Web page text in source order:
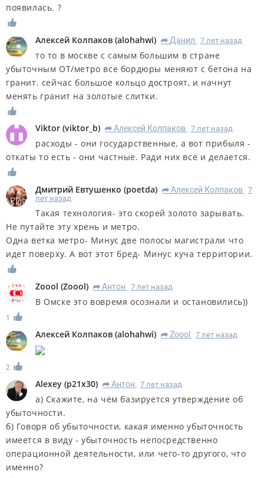
появилась. ?
Алексей Колпаков (alohahwi) R Данил 7 лет назад
то то в москве с самым большим в стране
убыточным ОТ/метро все бордюры меняют с бетона на
гранит. сейчас большое кольцо достроят, и начнут
менять гранит на золотые слитки.
Viktor (viktor_b) R Алексей Колпаков 7 лет назад
расходы - они государственные, а вот прибыля -
откаты то есть - они частные. Ради них все и делается.
Дмитрий Евтушенко (poetda) R Алексей Колпаков
7
лет назад
Такая технология- это скорей золото зарывать.
Не путайте эту хрень и метро.
Одна ветка метро- Минус две полосы магистрали что
идет поверху. А вот этот бред- Минус куча территории.
Zoool (Zoool) R Антон 7 лет назад
В Омске это вовремя осознали и остановились))
1
Алексей Колпаков (alohahwi) R Zoool 7 лет назад
2
Alexey (p21x30) R Антон 7 лет назад
а) Скажите, на чём базируется утверждение об
убыточности.
б) Говоря об убыточности, какая именно убыточность
имеется в виду - убыточность непосредственно
операционной деятельности, или чего-то другого, что
именно?